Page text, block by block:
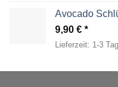
Avocado
9,90 €
Lieferzeit: 1-3